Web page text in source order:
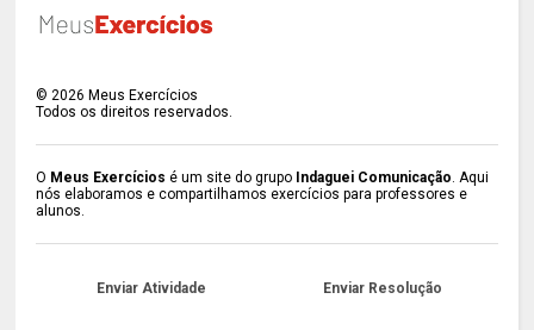
©2026 Meus Exercícios
Todos os direitos reservados.
O Meus Exercícios é um site do grupo Indaguei Comunicação. Aqui
nós elaboramos e compartilhamos exercícios para professores e
alunos.
Enviar Atividade Enviar Resolução